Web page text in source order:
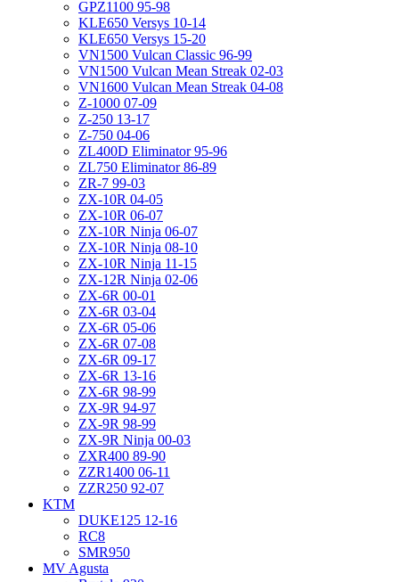
GPZ1100 95-98
KLE650 Versys 10-14
KLE650 Versys 15-20
VN1500 Vulcan Classic 96-99
VN1500 Vulcan Mean Streak 02-03
VN1600 Vulcan Mean Streak 04-08
Z-1000 07-09
Z-250 13-17
Z-750 04-06
ZL400D Eliminator 95-96
ZL750 Eliminator 86-89
ZR-7 99-03
ZX-10R 04-05
ZX-10R 06-07
ZX-10R Ninja 06-07
ZX-10R Ninja 08-10
ZX-10R Ninja 11-15
ZX-12R Ninja 02-06
ZX-6R 00-01
ZX-6R 03-04
ZX-6R 05-06
ZX-6R 07-08
ZX-6R 09-17
ZX-6R 13-16
ZX-6R 98-99
ZX-9R 94-97
ZX-9R 98-99
ZX-9R Ninja 00-03
ZXR400 89-90
ZZR1400 06-11
ZZR250 92-07
KTM
DUKE125 12-16
RC8
SMR950
MV Agusta